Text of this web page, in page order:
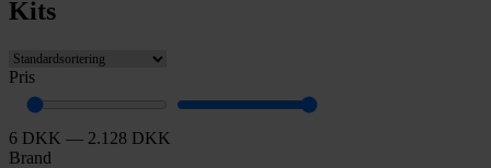
Kits
Pris
6 DKK — 2.128 DKK
Brand